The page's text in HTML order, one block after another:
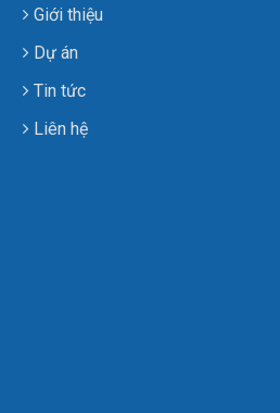
Giới thiệu
Dự án
Tin tức
Liên hệ